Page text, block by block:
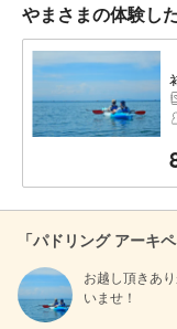
やまさまの体験し
「パドリング アーキ
お越し頂きあ
いませ！